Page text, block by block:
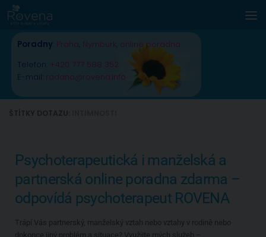
Skip to content
Poradny Praha Nymburk online poradna
Telefon: +420 777 588 352
E-mail: radana@rovena.info
Psychoterapeutická i manželská a
partnerská online poradna zdarma –
odpovídá psychoterapeut ROVENA
Trápí Vás partnerský, manželský vztah nebo vztahy v rodině nebo
dokonce jiný problém a situace? Využijte mých služeb –